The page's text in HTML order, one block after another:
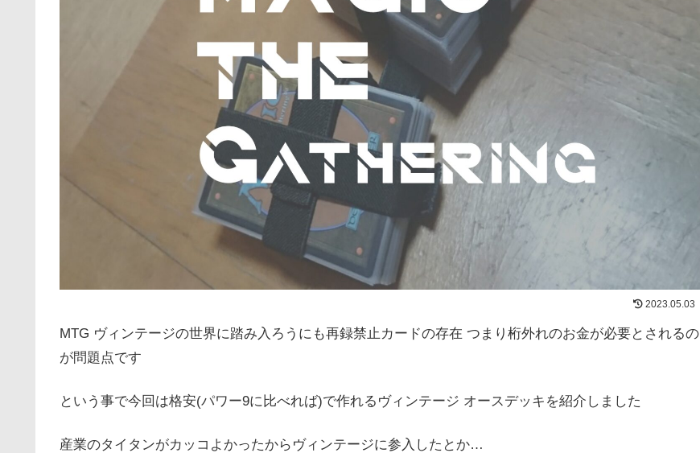
2023.05.03
MTG ヴィンテージの世界に踏み入ろうにも再録禁止カードの存在 つまり桁外れのお金が必要とされるの
が問題点です
という事で今回は格安(パワー9に比べれば)で作れるヴィンテージ オースデッキを紹介しました
産業のタイタンがカッコよかったからヴィンテージに参入したとか…